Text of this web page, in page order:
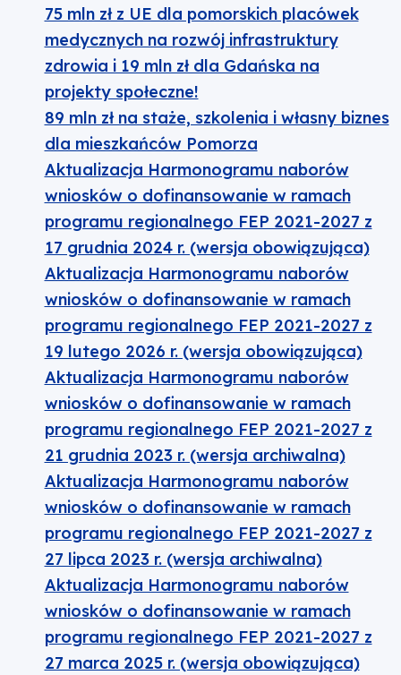
75 mln zł z UE dla pomorskich placówek
medycznych na rozwój infrastruktury
zdrowia i 19 mln zł dla Gdańska na
projekty społeczne!
89 mln zł na staże, szkolenia i własny biznes
dla mieszkańców Pomorza
Aktualizacja Harmonogramu naborów
wniosków o dofinansowanie w ramach
programu regionalnego FEP 2021-2027 z
17 grudnia 2024 r. (wersja obowiązująca)
Aktualizacja Harmonogramu naborów
wniosków o dofinansowanie w ramach
programu regionalnego FEP 2021-2027 z
19 lutego 2026 r. (wersja obowiązująca)
Aktualizacja Harmonogramu naborów
wniosków o dofinansowanie w ramach
programu regionalnego FEP 2021-2027 z
21 grudnia 2023 r. (wersja archiwalna)
Aktualizacja Harmonogramu naborów
wniosków o dofinansowanie w ramach
programu regionalnego FEP 2021-2027 z
27 lipca 2023 r. (wersja archiwalna)
Aktualizacja Harmonogramu naborów
wniosków o dofinansowanie w ramach
programu regionalnego FEP 2021-2027 z
27 marca 2025 r. (wersja obowiązująca)